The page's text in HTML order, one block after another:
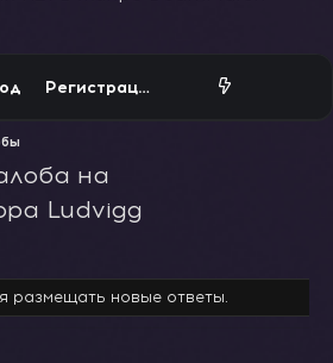
Регистрация
на
Ludvigg
размещать новые ответы.